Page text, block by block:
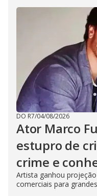
DO R7/04/08/2026
Ator Marco
estupro de
crime e
Artista ganhou projeção
comerciais para